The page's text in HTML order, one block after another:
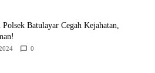
Batulayar Cegah Kejahatan,
0